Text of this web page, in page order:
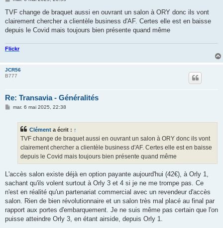
s
a
g
e
TVF change de braquet aussi en ouvrant un salon à ORY donc ils vont
clairement chercher a clientèle business d'AF. Certes elle est en baisse
depuis le Covid mais toujours bien présente quand même
Flickr
JCR56
B777
Re: Transavia - Généralités
Mmar. 6 mai 2025, 22:38
Clément a écrit : ↑
TVF change de braquet aussi en ouvrant un salon à ORY donc ils vont
clairement chercher a clientèle business d'AF. Certes elle est en baisse
depuis le Covid mais toujours bien présente quand même
L'accès salon existe déjà en option payante aujourd'hui (42€), à Orly 1,
sachant qu'ils volent surtout à Orly 3 et 4 si je ne me trompe pas. Ce
n'est en réalité qu'un partenariat commercial avec un revendeur d'accès
salon. Rien de bien révolutionnaire et un salon très mal placé au final par
rapport aux portes d'embarquement. Je ne suis même pas certain que l'on
puisse atteindre Orly 3, en étant airside, depuis Orly 1.